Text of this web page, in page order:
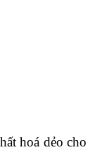
hoá dẻo cho